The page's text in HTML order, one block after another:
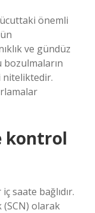
önemli
ve gündüz
niteliktedir.
kontrol
saate bağlıdır.
olarak